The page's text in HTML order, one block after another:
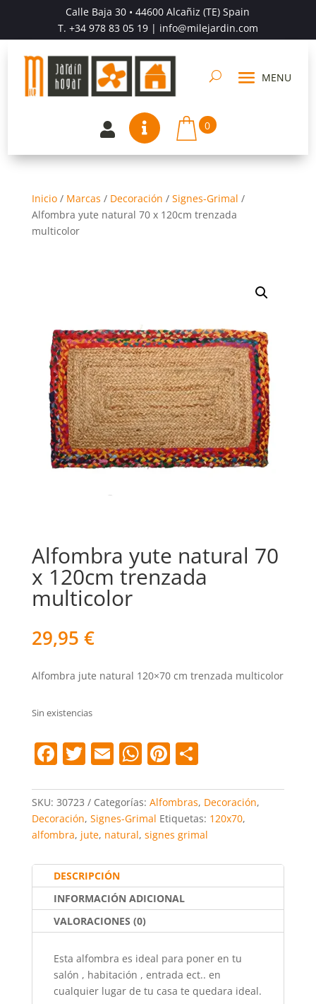
Calle Baja 30 • 44600 Alcañiz (TE) Spain
T. +34 978 83 05 19| info@milejardin.com
  0
Inicio/ Marcas / Decoración / Signes-Grimal /
Alfombra yute natural 70 x 120cm trenzada
multicolor
Alfombra yute natural 70
x 120cm trenzada
multicolor
29,95 €
Alfombra jute natural 120×70 cm trenzada multicolor
Sin existencias
F
c
e
b
o
o
k
T
itt
er
E
ai
l
W
at
s
A
p
p
Pi
er
e
st
C
m
p
ar
tir
SKU: 30723 Categorías: Alfombras, Decoración,
Decoración, Signes-Grimal Etiquetas: 120x70,
alfombra, jute, natural, signes grimal
DESCRIPCIÓN
INFORMACIÓN ADICIONAL
VALORACIONES (0)
Esta alfombra es ideal para poner en tu
salón , habitación , entrada ect.. en
cualquier lugar de tu casa te quedara ideal.